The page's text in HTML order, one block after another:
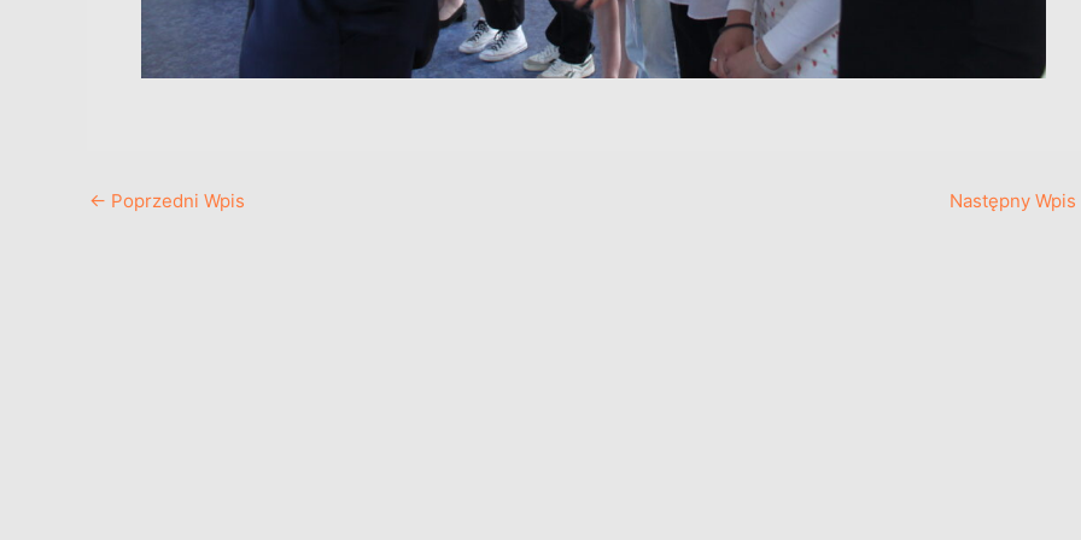
← Poprzedni Wpis Następny Wpis